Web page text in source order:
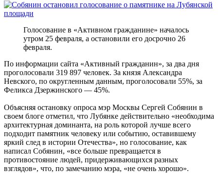
Голосование в «Активном гражданине» началось
утром 25 февраля, а остановили его досрочно 26
февраля.
По информации сайта «Активный гражданин», за два дня
проголосовали 319 897 человек. За князя Александра
Невского, по округленным данным, проголосовали 55%, за
Феликса Дзержинского — 45%.
Объясняя остановку опроса мэр Москвы Сергей Собянин в
своем блоге отметил, что Лубянке действительно «необходима
архитектурная доминанта, на роль которой лучше всего
подходит памятник человеку или событию, оставившему
яркий след в истории Отечества», но голосование, как
написал Собянин, «все больше превращается в
противостояние людей, придерживающихся разных
взглядов», что, по замечанию мэра, «не очень хорошо».